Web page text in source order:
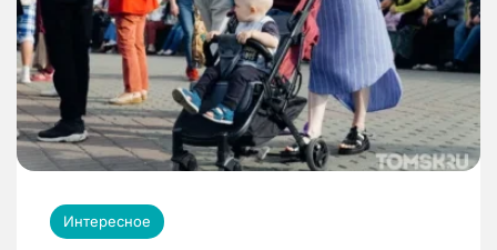
Интересное